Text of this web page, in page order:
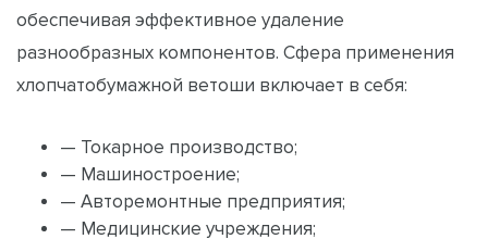
обеспечивая эффективное удаление
разнообразных компонентов. Сфера применения
хлопчатобумажной ветоши включает в себя:
— Токарное производство;
— Машиностроение;
— Авторемонтные предприятия;
— Медицинские учреждения;